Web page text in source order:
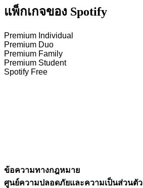
แพ็กเกจของ Spotify
Premium Individual
Premium Duo
Premium Family
Premium Student
Spotify Free
ข้อความทางกฎหมาย
ศูนย์ความปลอดภัยและความเป็นส่วนตัว